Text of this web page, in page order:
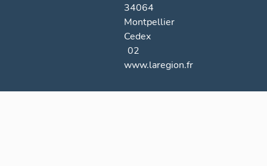
34064
Montpellier
Cedex
02
www.laregion.fr